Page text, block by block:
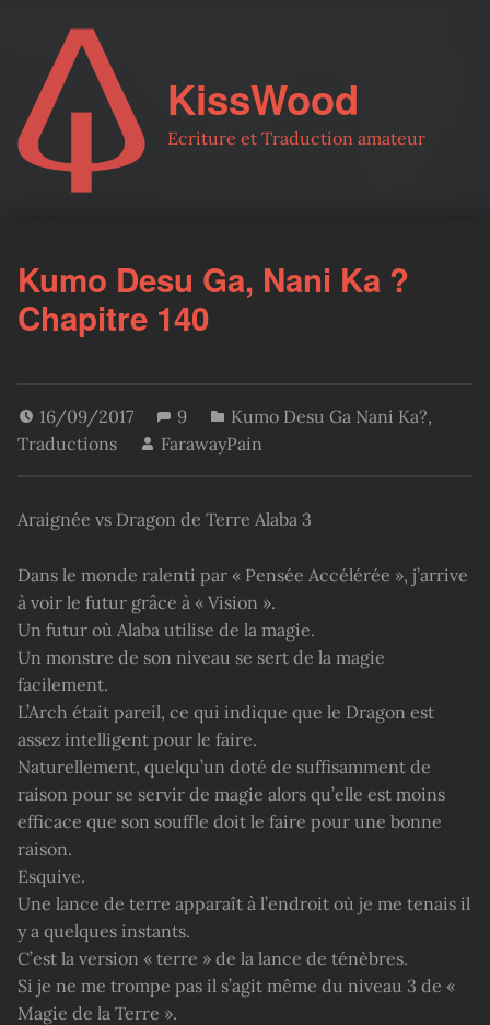
KissWood
Ecriture et Traduction amateur
Kumo Desu Ga, Nani Ka ?
Chapitre 140
16/09/2017 9 Kumo Desu Ga Nani Ka?,
Traductions
FarawayPain
Araignée vs Dragon de Terre Alaba 3
Dans le monde ralenti par « Pensée Accélérée », j’arrive
à voir le futur grâce à « Vision ».
Un futur où Alaba utilise de la magie.
Un monstre de son niveau se sert de la magie
facilement.
L’Arch était pareil, ce qui indique que le Dragon est
assez intelligent pour le faire.
Naturellement, quelqu’un doté de suffisamment de
raison pour se servir de magie alors qu’elle est moins
efficace que son souffle doit le faire pour une bonne
raison.
Esquive.
Une lance de terre apparaît à l’endroit où je me tenais il
y a quelques instants.
C’est la version « terre » de la lance de ténèbres.
Si je ne me trompe pas il s’agit même du niveau 3 de «
Magie de la Terre ».